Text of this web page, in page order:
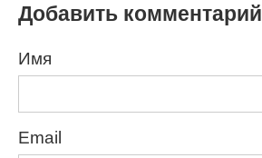
Добавить комментарий
Имя
Email